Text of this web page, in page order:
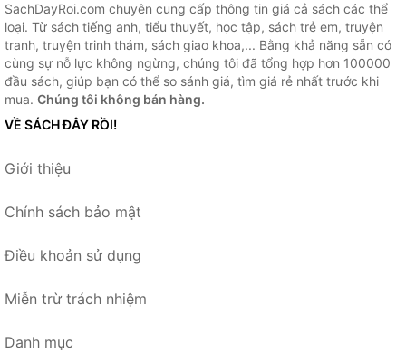
SachDayRoi.com chuyên cung cấp thông tin giá cả sách các thể
loại. Từ sách tiếng anh, tiểu thuyết, học tập, sách trẻ em, truyện
tranh, truyện trinh thám, sách giao khoa,... Bằng khả năng sẵn có
cùng sự nỗ lực không ngừng, chúng tôi đã tổng hợp hơn 100000
đầu sách, giúp bạn có thể so sánh giá, tìm giá rẻ nhất trước khi
mua. Chúng tôi không bán hàng.
VỀ SÁCH ĐÂY RỒI!
Giới thiệu
Chính sách bảo mật
Điều khoản sử dụng
Miễn trừ trách nhiệm
Danh mục